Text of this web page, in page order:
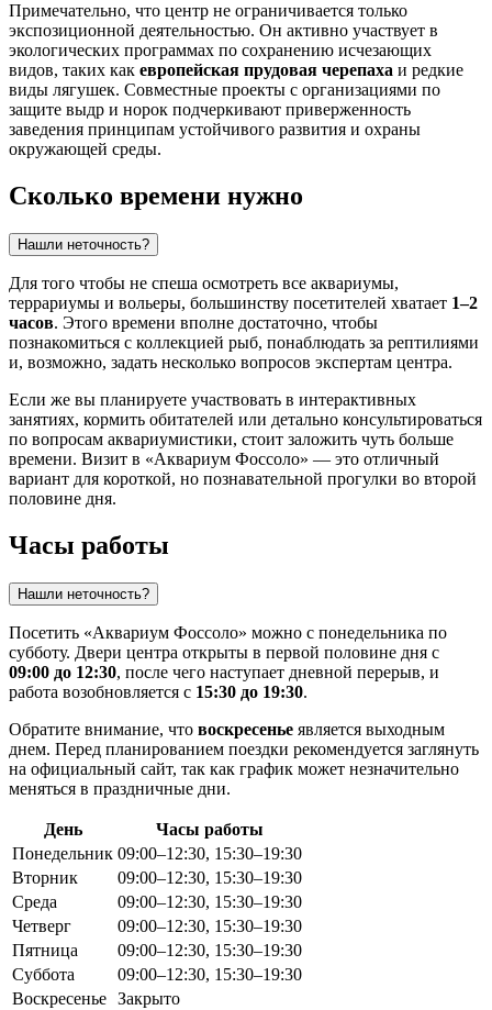
Примечательно, что центр не ограничивается только
экспозиционной деятельностью. Он активно участвует в
экологических программах по сохранению исчезающих
видов, таких как европейская прудовая черепаха и редкие
виды лягушек. Совместные проекты с организациями по
защите выдр и норок подчеркивают приверженность
заведения принципам устойчивого развития и охраны
окружающей среды.
Сколько времени нужно
Нашли неточность?
Для того чтобы не спеша осмотреть все аквариумы,
террариумы и вольеры, большинству посетителей хватает 1–2
часов. Этого времени вполне достаточно, чтобы
познакомиться с коллекцией рыб, понаблюдать за рептилиями
и, возможно, задать несколько вопросов экспертам центра.
Если же вы планируете участвовать в интерактивных
занятиях, кормить обитателей или детально консультироваться
по вопросам аквариумистики, стоит заложить чуть больше
времени. Визит в «Аквариум Фоссоло» — это отличный
вариант для короткой, но познавательной прогулки во второй
половине дня.
Часы работы
Нашли неточность?
Посетить «Аквариум Фоссоло» можно с понедельника по
субботу. Двери центра открыты в первой половине дня с
09:00 до 12:30, после чего наступает дневной перерыв, и
работа возобновляется с 15:30 до 19:30.
Обратите внимание, что воскресенье является выходным
днем. Перед планированием поездки рекомендуется заглянуть
на официальный сайт, так как график может незначительно
меняться в праздничные дни.
День
Часы работы
Понедельник 09:00–12:30, 15:30–19:30
Вторник
09:00–12:30, 15:30–19:30
Среда
09:00–12:30, 15:30–19:30
Четверг
09:00–12:30, 15:30–19:30
Пятница
09:00–12:30, 15:30–19:30
Суббота
09:00–12:30, 15:30–19:30
Воскресенье Закрыто